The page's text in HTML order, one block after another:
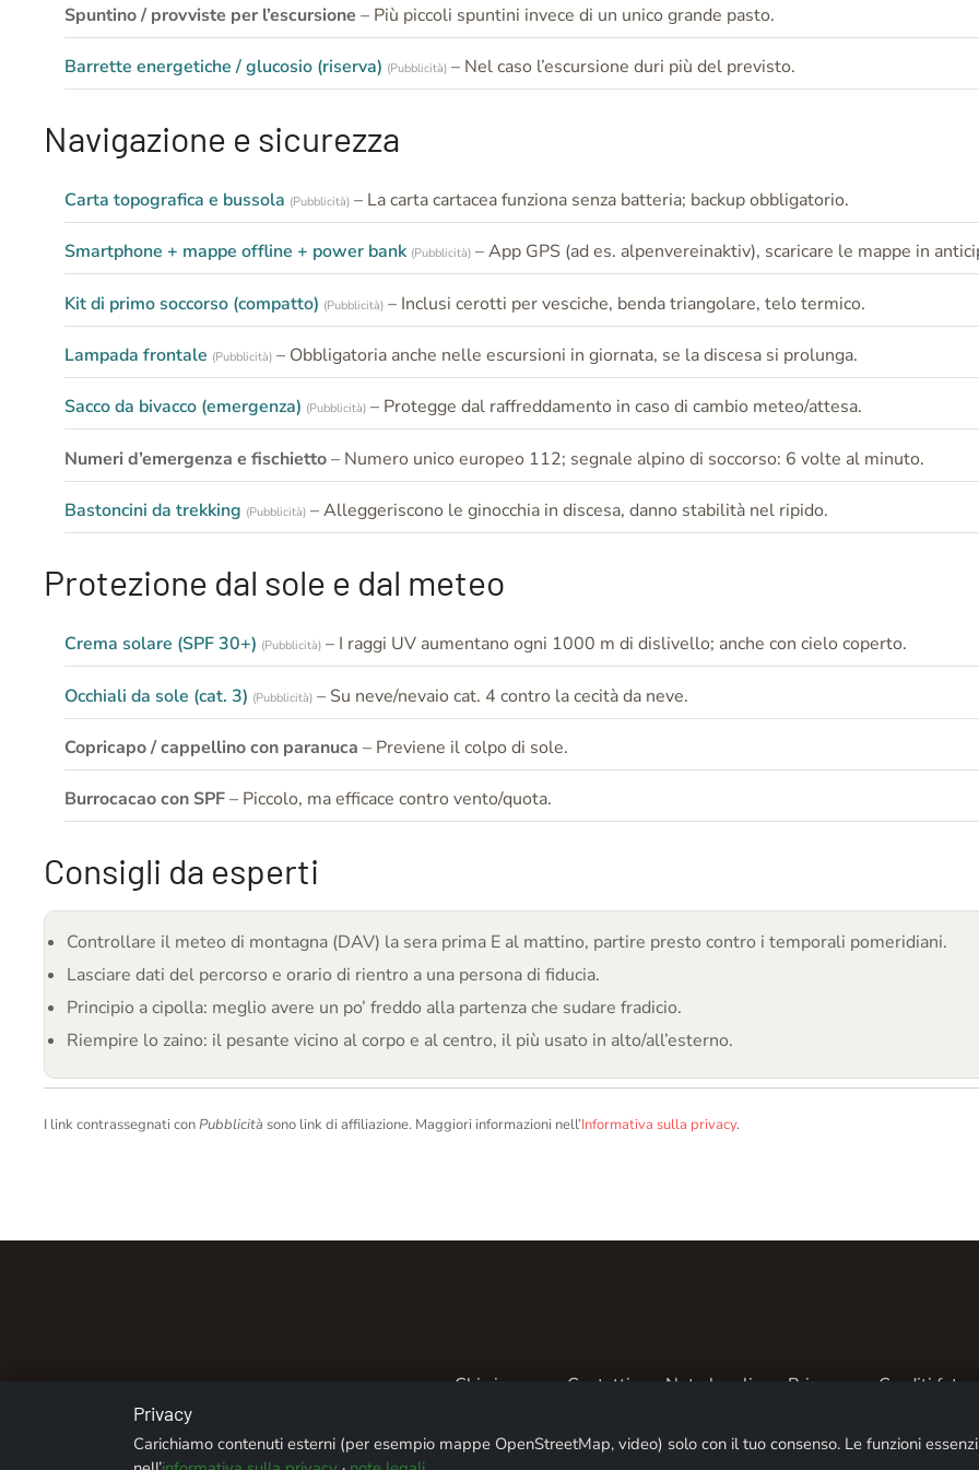
Spuntino / provviste per l’escursione – Più piccoli spuntini invece di un unico grande pasto.
Barrette energetiche / glucosio (riserva) (Pubblicità) – Nel caso l’escursione duri più del previsto.
Navigazione e sicurezza
Carta topografica e bussola (Pubblicità) – La carta cartacea funziona senza batteria; backup obbligatorio.
Smartphone + mappe offline + power bank (Pubblicità) – App GPS (ad es. alpenvereinaktiv), scaricare le mappe in
Kit di primo soccorso (compatto) (Pubblicità) – Inclusi cerotti per vesciche, benda triangolare, telo termico.
Lampada frontale (Pubblicità) – Obbligatoria anche nelle escursioni in giornata, se la discesa si prolunga.
Sacco da bivacco (emergenza) (Pubblicità) – Protegge dal raffreddamento in caso di cambio meteo/attesa.
Numeri d’emergenza e fischietto– Numero unico europeo 112; segnale alpino di soccorso: 6 volte al minuto.
Bastoncini da trekking (Pubblicità) – Alleggeriscono le ginocchia in discesa, danno stabilità nel ripido.
Protezione dal sole e dal meteo
Crema solare (SPF 30+) (Pubblicità) – I raggi UV aumentano ogni 1000 m di dislivello; anche con cielo coperto.
Occhiali da sole (cat. 3) (Pubblicità) – Su neve/nevaio cat. 4 contro la cecità da neve.
Copricapo / cappellino con paranuca – Previene il colpo di sole.
Burrocacao con SPF– Piccolo, ma efficace contro vento/quota.
Consigli da esperti
Controllare il meteo di montagna (DAV) la sera prima E al mattino, partire presto contro i temporali pomeridiani.
Lasciare dati del percorso e orario di rientro a una persona di fiducia.
Principio a cipolla: meglio avere un po’ freddo alla partenza che sudare fradicio.
Riempire lo zaino: il pesante vicino al corpo e al centro, il più usato in alto/all’esterno.
I link contrassegnati conPubblicità sono link di affiliazione. Maggiori informazioni nell’Informativa sulla privacy.
Chi siamo Contatti Note legali Privacy Crediti
© 2026 ALPENTREFF · POWERED BY MIKO24 - IT SERVICE
Privacy
Carichiamo contenuti esterni (per esempio mappe OpenStreetMap, video) solo con il tuo consenso. Le funzioni